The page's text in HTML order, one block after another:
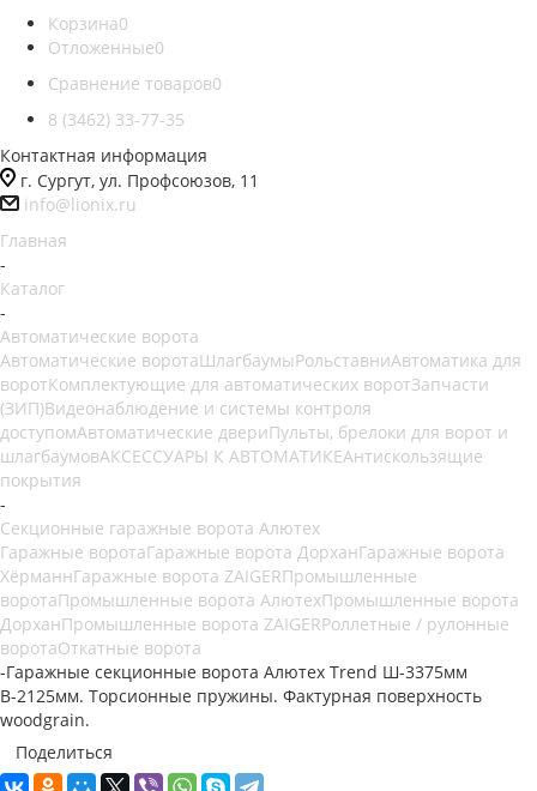
Корзина0
Отложенные0
Сравнение товаров0
8 (3462) 33-77-35
Контактная информация
г. Сургут, ул. Профсоюзов, 11
info@lionix.ru
Главная
-
Каталог
-
Автоматические ворота
Автоматические воротаШлагбаумыРольставниАвтоматика для
воротКомплектующие для автоматических воротЗапчасти
(ЗИП)Видеонаблюдение и системы контроля
доступомАвтоматические двериПульты, брелоки для ворот и
шлагбаумовАКСЕССУАРЫ К АВТОМАТИКЕАнтискользящие
покрытия
-
Секционные гаражные ворота Алютех
Гаражные воротаГаражные ворота ДорханГаражные ворота
ХёрманнГаражные ворота ZAIGERПромышленные
воротаПромышленные ворота АлютехПромышленные ворота
ДорханПромышленные ворота ZAIGERРоллетные / рулонные
воротаОткатные ворота
-Гаражные секционные ворота Алютех Trend Ш-3375мм
В-2125мм. Торсионные пружины. Фактурная поверхность
woodgrain.
Поделиться